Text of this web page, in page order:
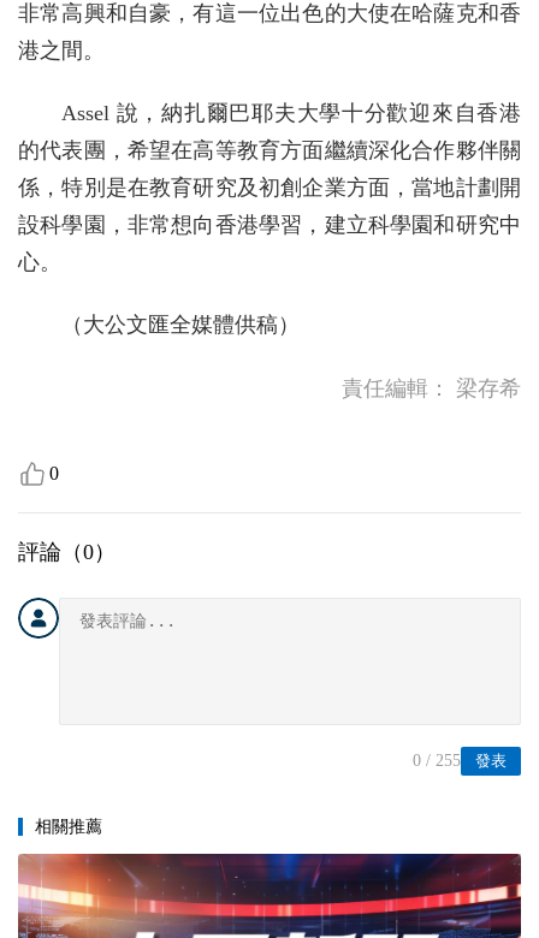
非常高興和自豪，有這一位出色的大使在哈薩克和香
港之間。
Assel 說，納扎爾巴耶夫大學十分歡迎來自香港
的代表團，希望在高等教育方面繼續深化合作夥伴關
係，特別是在教育研究及初創企業方面，當地計劃開
設科學園，非常想向香港學習，建立科學園和研究中
心。
（大公文匯全媒體供稿）
責任編輯： 梁存希
0
評論（0）
發表
0 / 255
相關推薦